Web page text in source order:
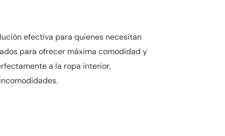
efectiva para quienes necesitan
para ofrecer máxima comodidad y
a la ropa interior,